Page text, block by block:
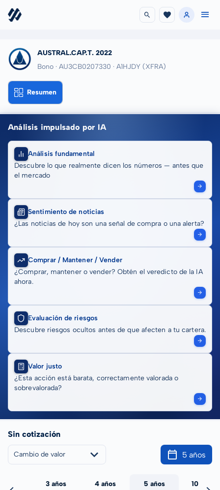
AUSTRAL.CAP.T. 2022
Bono · AU3CB0207330 · A1HJDY (XFRA)
Resumen
Análisis impulsado por IA
Análisis fundamental
Descubre lo que realmente dicen los números — antes que
el mercado
Sentimiento de noticias
¿Las noticias de hoy son una señal de compra o una alerta?
Comprar / Mantener / Vender
¿Comprar, mantener o vender? Obtén el veredicto de la IA
ahora.
Evaluación de riesgos
Descubre riesgos ocultos antes de que afecten a tu cartera.
Valor justo
¿Esta acción está barata, correctamente valorada o
sobrevalorada?
Sin cotización
Cambio de valor 5 años
3 años 4 años 5 años 10 años